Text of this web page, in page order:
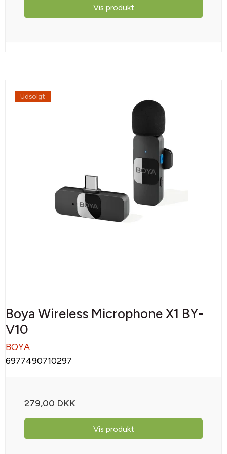
Vis produkt
Udsolgt
Boya Wireless Microphone X1 BY-
V10
BOYA
6977490710297
279,00 DKK
Vis produkt